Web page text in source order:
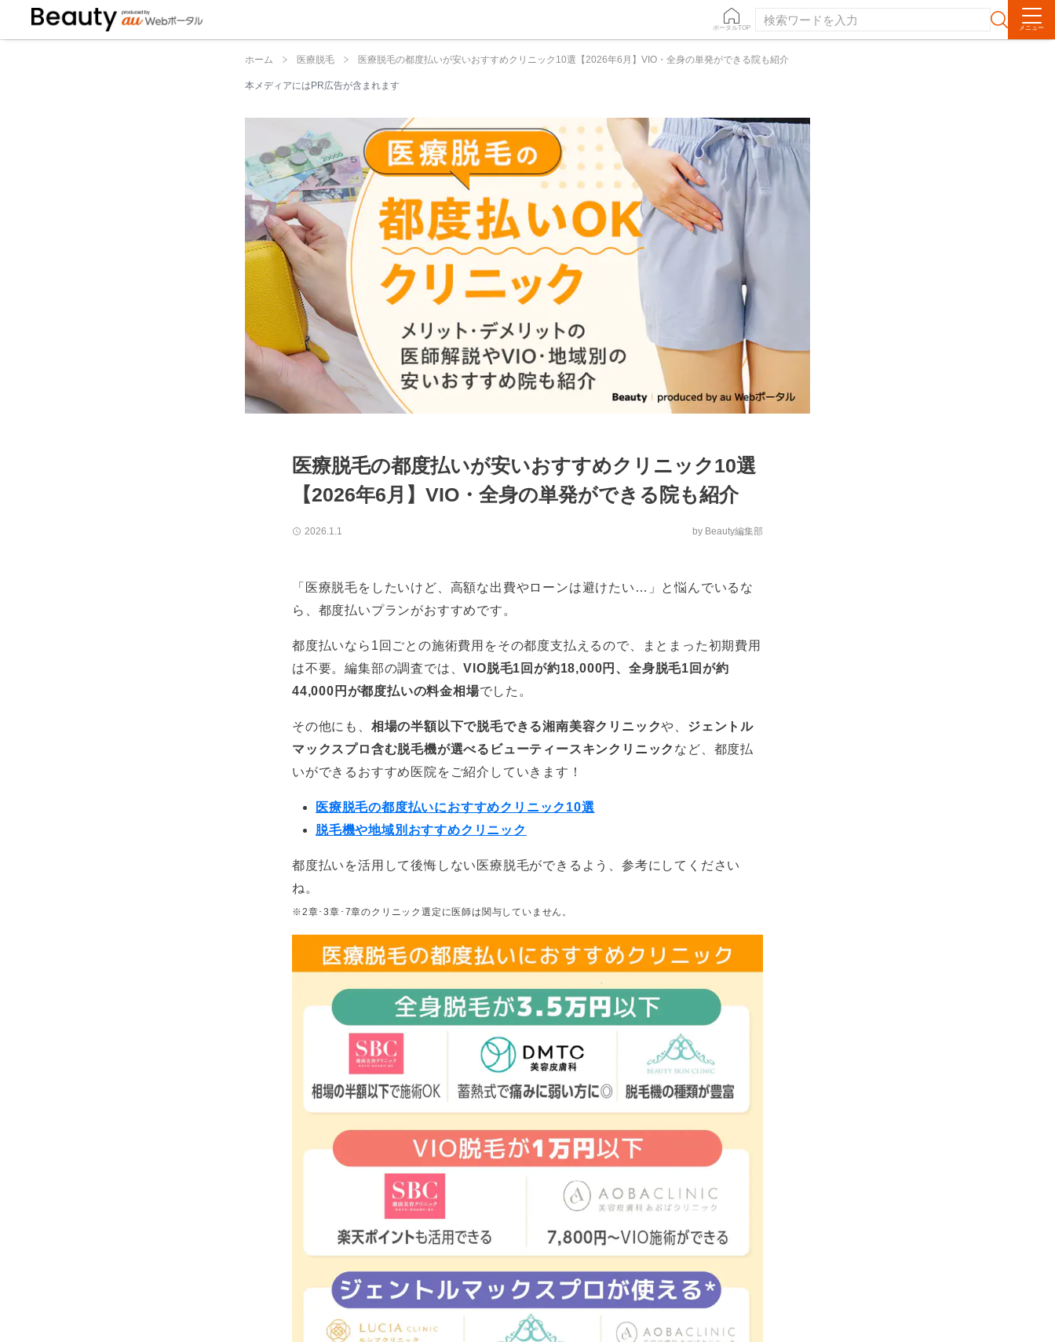
ポータルTOP メニュー
ホーム 医療脱毛 医療脱毛の都度払いが安いおすすめクリニック10選【2026年6月】VIO・全身の単発ができる院も紹介
本メディアにはPR広告が含まれます
医療脱毛の都度払いが安いおすすめクリニック10選
【2026年6月】VIO・全身の単発ができる院も紹介
2026.1.1 by Beauty編集部
「医療脱毛をしたいけど、高額な出費やローンは避けたい…」と悩んでいるな
ら、都度払いプランがおすすめです。
都度払いなら1回ごとの施術費用をその都度支払えるので、まとまった初期費用
は不要。編集部の調査では、VIO脱毛1回が約18,000円、全身脱毛1回が約
44,000円が都度払いの料金相場でした。
その他にも、 相場の半額以下で脱毛できる湘南美容クリニックや、 ジェントル
マックスプロ含む脱毛機が選べるビューティースキンクリニック など、都度払
いができるおすすめ医院をご紹介していきます！
医療脱毛の都度払いにおすすめクリニック10選
脱毛機や地域別おすすめクリニック
都度払いを活用して後悔しない医療脱毛ができるよう、参考にしてください
ね。
※2章･3章･7章のクリニック選定に医師は関与していません。